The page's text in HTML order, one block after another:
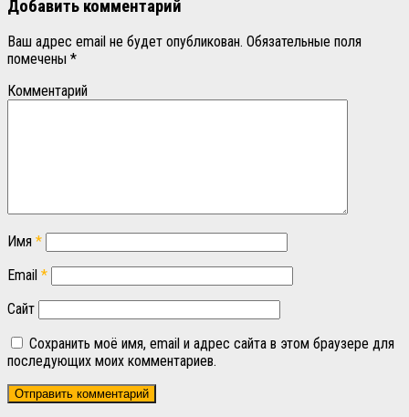
Добавить комментарий
Ваш адрес email не будет опубликован. Обязательные поля
помечены *
Комментарий
Имя *
Email *
Сайт
Сохранить моё имя, email и адрес сайта в этом браузере для
последующих моих комментариев.